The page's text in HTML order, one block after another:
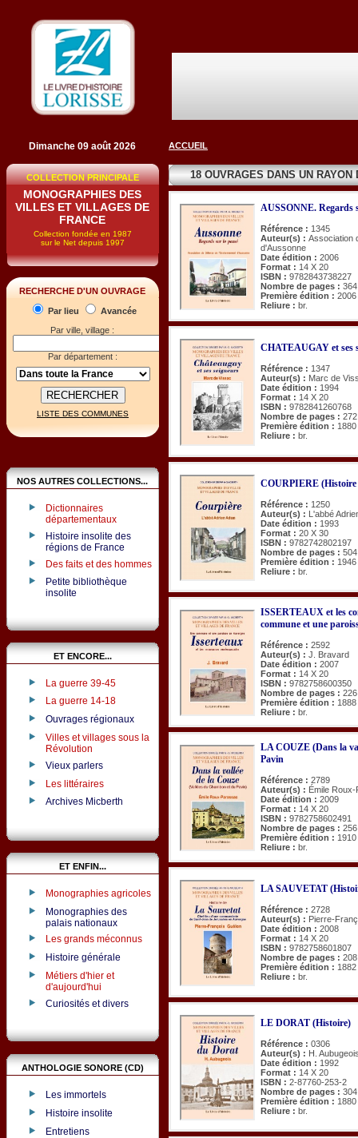
Dimanche 09 août 2026
COLLECTION PRINCIPALE
MONOGRAPHIES DES
VILLES ET VILLAGES DE
FRANCE
Collection fondée en 1987
sur le Net depuis 1997
RECHERCHE D'UN OUVRAGE
Par lieu
Avancée
Par ville, village :
Par département :
LISTE DES COMMUNES
NOS AUTRES COLLECTIONS...
Dictionnaires
départementaux
Histoire insolite des
régions de France
Des faits et des hommes
Petite bibliothèque
insolite
ET ENCORE...
La guerre 39-45
La guerre 14-18
Ouvrages régionaux
Villes et villages sous la
Révolution
Vieux parlers
Les littéraires
Archives Micberth
ET ENFIN...
Monographies agricoles
Monographies des
palais nationaux
Les grands méconnus
Histoire générale
Métiers d'hier et
d'aujourd'hui
Curiosités et divers
ANTHOLOGIE SONORE (CD)
Les immortels
Histoire insolite
Entretiens
ACCUEIL
18 OUVRAGES DANS UN
AUSSONNE. Regards
Référence : 1345
Auteur(s) : Association
d'Aussonne
Date édition : 2006
Format : 14 X 20
ISBN : 9782843738227
Nombre de pages : 364
Première édition : 2006
Reliure : br.
CHATEAUGAY et ses
Référence : 1347
Auteur(s) : Marc de
Date édition : 1994
Format : 14 X 20
ISBN : 9782841260768
Nombre de pages : 272
Première édition : 1880
Reliure : br.
COURPIERE (Histoire
Référence : 1250
Auteur(s) : L'abbé
Date édition : 1993
Format : 20 X 30
ISBN : 9782742802197
Nombre de pages : 504
Première édition : 1946
Reliure : br.
ISSERTEAUX et les
commune et une
Référence : 2592
Auteur(s) : J. Bravard
Date édition : 2007
Format : 14 X 20
ISBN : 9782758600350
Nombre de pages : 226
Première édition : 1888
Reliure : br.
LA COUZE (Dans la
Pavin
Référence : 2789
Auteur(s) : Émile
Date édition : 2009
Format : 14 X 20
ISBN : 9782758602491
Nombre de pages : 256
Première édition : 1910
Reliure : br.
LA SAUVETAT
Référence : 2728
Auteur(s) : Pierre-
Date édition : 2008
Format : 14 X 20
ISBN : 9782758601807
Nombre de pages : 208
Première édition : 1882
Reliure : br.
LE DORAT (Histoire)
Référence : 0306
Auteur(s) : H.
Date édition : 1992
Format : 14 X 20
ISBN : 2-87760-253-2
Nombre de pages : 304
Première édition : 1880
Reliure : br.